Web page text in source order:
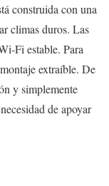
construida con una
climas duros. Las
Fi estable. Para
extraíble. De
y simplemente
de apoyar